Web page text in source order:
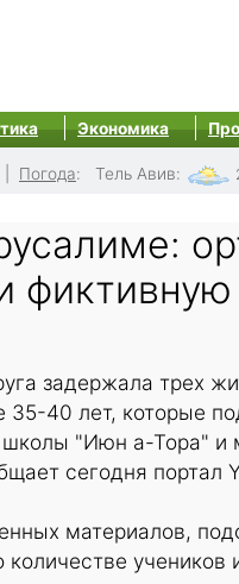
Экономика
Погода: Тель Авив:
задержала трех
40 лет, которые
школы "Июн а-Тора" и
сегодня портал
материалов,
количестве